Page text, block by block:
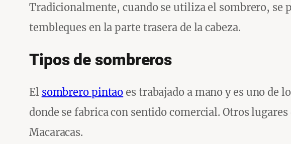
Tradicionalmente, cuando se utiliza el sombrero, se
tembleques en la parte trasera de la cabeza.
Tipos de sombreros
El sombrero pintao es trabajado a mano y es uno de
donde se fabrica con sentido comercial. Otros
Macaracas.